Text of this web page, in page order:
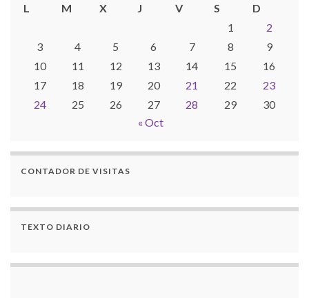
L
M X J V S
D
1
2
3
4 5 6 7 8
9
10
11 12 13 14 15
16
17
18 19 20 21 22
23
24
25 26 27 28 29
30
« Oct
CONTADOR DE VISITAS
TEXTO DIARIO